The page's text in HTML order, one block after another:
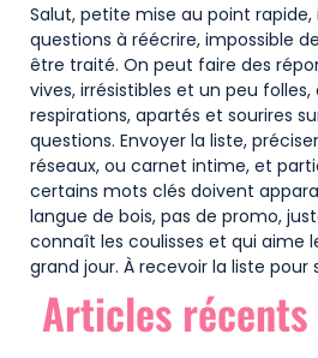
Salut, petite mise au point rapide,
questions à réécrire, impossible
être traité. On peut faire des
vives, irrésistibles et un peu
respirations, apartés et sourires
questions. Envoyer la liste,
réseaux, ou carnet intime, et
certains mots clés doivent
langue de bois, pas de promo,
connaît les coulisses et qui aime
grand jour. À recevoir la liste pour
Articles récents